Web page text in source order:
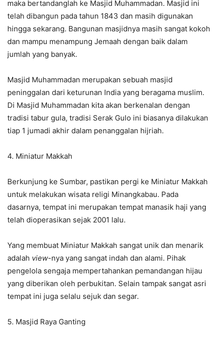
maka bertandanglah ke Masjid Muhammadan. Masjid ini
telah dibangun pada tahun 1843 dan masih digunakan
hingga sekarang. Bangunan masjidnya masih sangat kokoh
dan mampu menampung Jemaah dengan baik dalam
jumlah yang banyak.
Masjid Muhammadan merupakan sebuah masjid
peninggalan dari keturunan India yang beragama muslim.
Di Masjid Muhammadan kita akan berkenalan dengan
tradisi tabur gula, tradisi Serak Gulo ini biasanya dilakukan
tiap 1 jumadi akhir dalam penanggalan hijriah.
4. Miniatur Makkah
Berkunjung ke Sumbar, pastikan pergi ke Miniatur Makkah
untuk melakukan wisata religi Minangkabau. Pada
dasarnya, tempat ini merupakan tempat manasik haji yang
telah dioperasikan sejak 2001 lalu.
Yang membuat Miniatur Makkah sangat unik dan menarik
adalah view-nya yang sangat indah dan alami. Pihak
pengelola sengaja mempertahankan pemandangan hijau
yang diberikan oleh perbukitan. Selain tampak sangat asri
tempat ini juga selalu sejuk dan segar.
5. Masjid Raya Ganting